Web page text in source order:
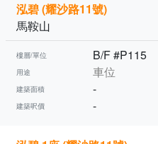
泓碧 (耀沙路11號)
馬鞍山
樓層/單位 B/F #P115
用途 車位
建築面積 -
建築呎價 -